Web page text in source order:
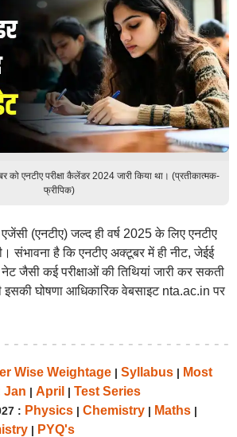
को एनटीए परीक्षा कैलेंडर 2024 जारी किया था। (प्रतीकात्मक-
फ्रीपिक)
एजेंसी (एनटीए) जल्द ही वर्ष 2025 के लिए एनटीए
संभावना है कि एनटीए अक्टूबर में ही नीट, जेईई
जैसी कई परीक्षाओं की तिथियां जारी कर सकती
घोषणा आधिकारिक वेबसाइट nta.ac.in पर
Wise Weightage| Syllabus| Most
Jan | April | Test Series
: Physics| Chemistry| Maths|
| PYQ's